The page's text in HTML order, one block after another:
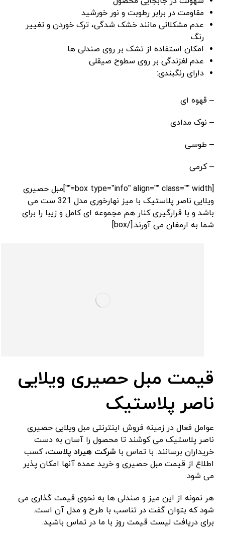
مقاومت در برابر رطوبت و نور خورشید
عدم مشکلاتی مانند خشک شدگی، ترک خوردن و تغییر
رنگ
امکان استفاده از تشک بر روی صندلی ها
عدم لغزندگی بر روی سطوح صیقلی
دارای رنگبندی:
– قهوه ای
– نوک مدادی
– طوسی
– کرمی
[box type=”info” align=”” class=”” width=””]مبل حصیری
ویلایی ناصر پلاستیک با میز نهارخوری مدل 321 ست می
باشد و با قرارگیری کنار هم مجموعه ای کامل و زیبا را برای
شما به ارمغان می آورند.[/box]
قیمت مبل حصیری ویلایی
ناصر پلاستیک
عوامل فعال در زمینه فروش اینترنتی مبل ویلایی حصیری
ناصر پلاستیک می کوشند تا محصول را آسان به دست
خریداران برسانند. با تماس با شرکت هیراد پلاست، کسب
اطلاع از قیمت مبل حصیری و خرید عمده آنها امکان پذیر
می شود.
هر نمونه از این میز و صندلی ها به نحوی قیمت گذاری می
شود که بتوان گفت در تناسب با طرح و مدل آن است.
برای دریافت لیست قیمت روز با ما در تماس باشید.